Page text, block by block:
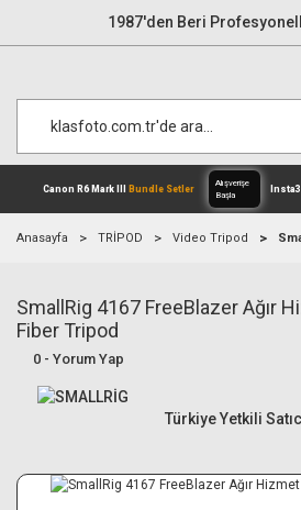
1987'den Beri
Canon R6 Mark IIIBundle
Anasayfa TRİPOD Video Tripod
SmallRig 4167 FreeBlazer Ağır
Fiber Tripod
0 - Yorum Yap
Türkiye Yetkili